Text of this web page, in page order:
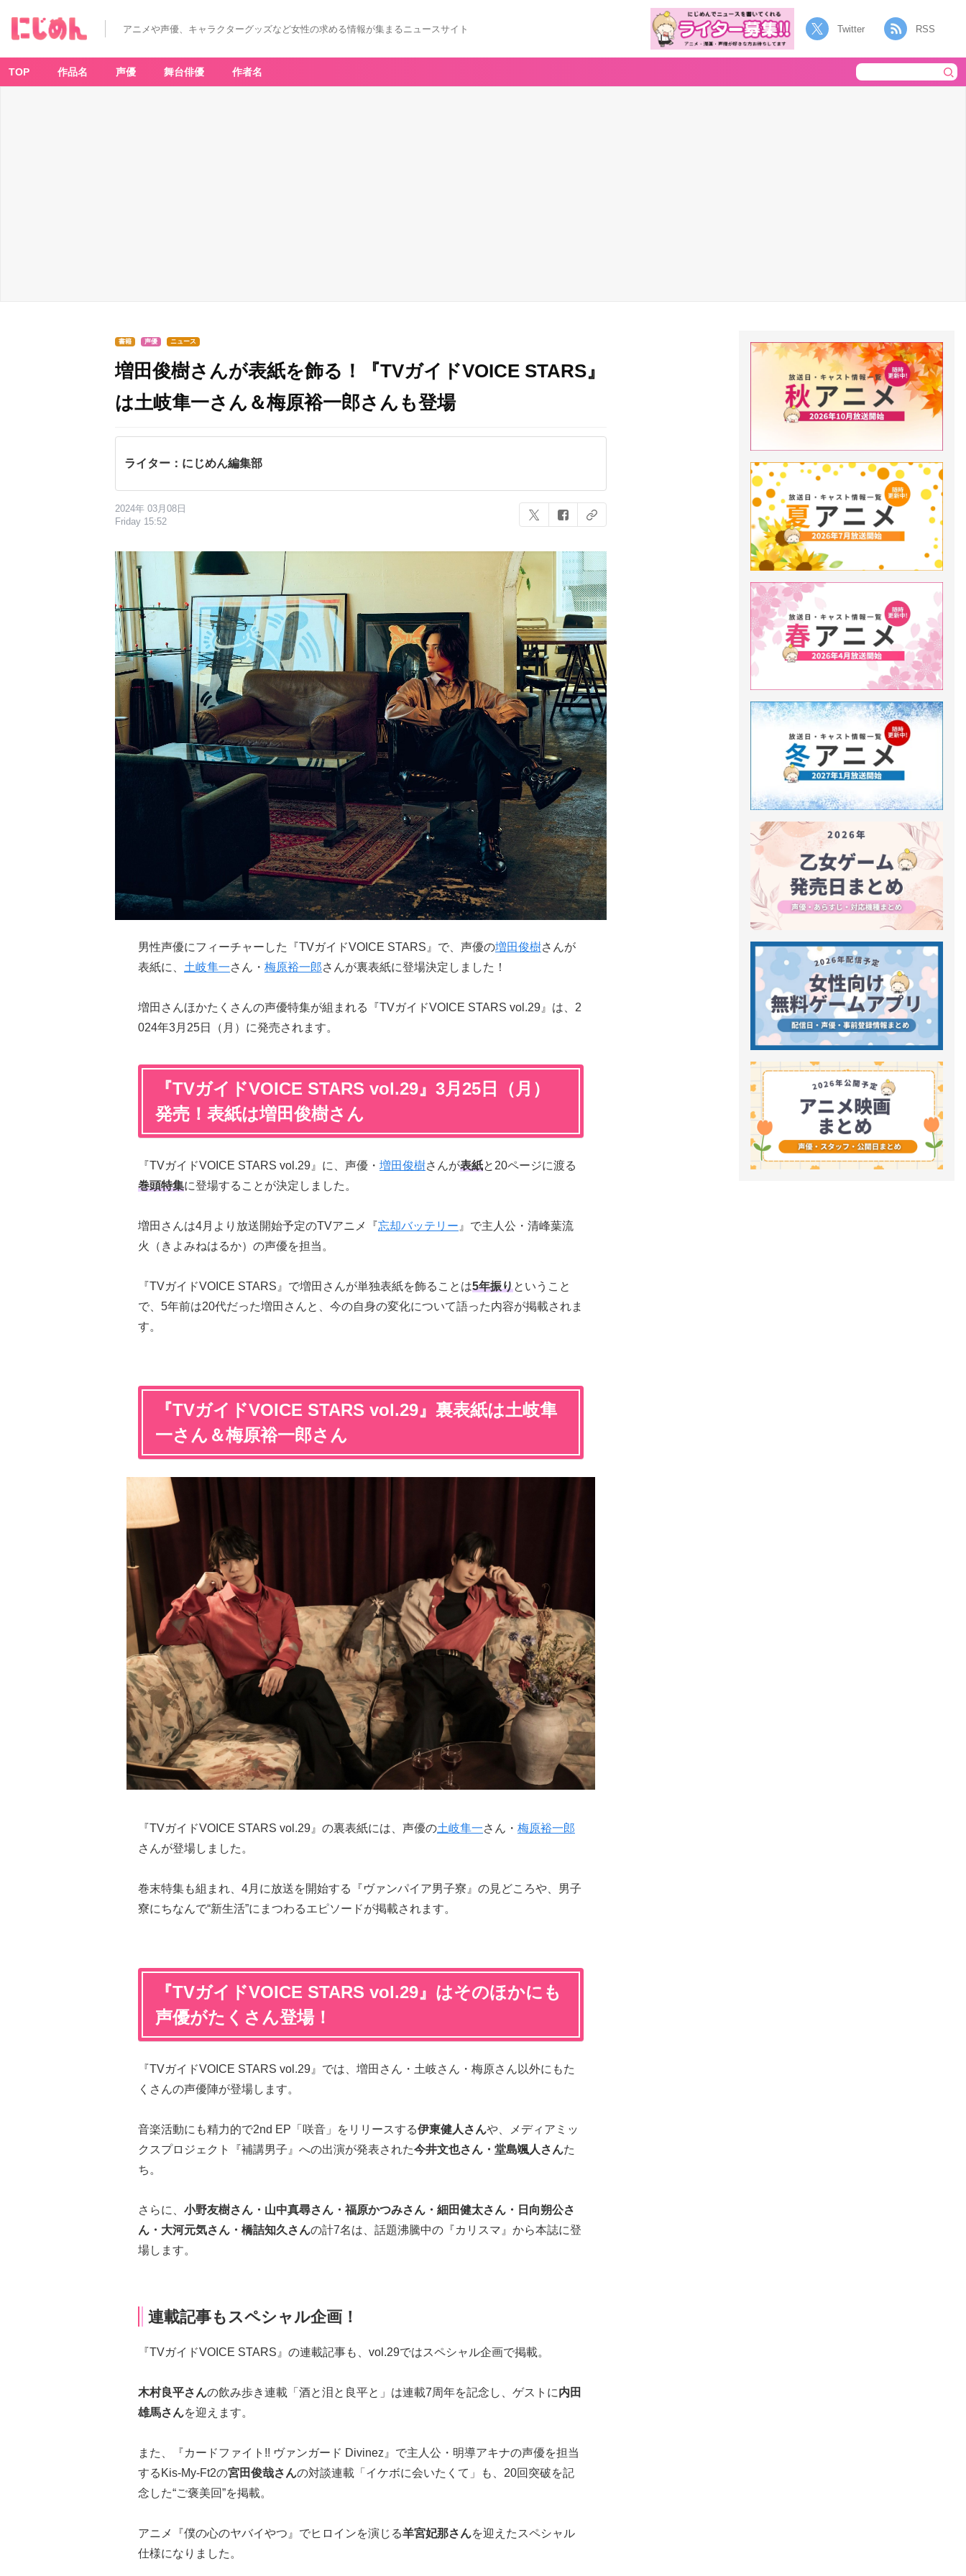
アニメや声優、キャラクターグッズなど女性の求める情報が集まるニュースサイト Twitter RSS
TOP 作品名 声優 舞台俳優 作者名
書籍 声優 ニュース
増田俊樹さんが表紙を飾る！『TVガイドVOICE STARS』
は土岐隼一さん＆梅原裕一郎さんも登場
ライター：にじめん編集部
2024年 03月08日
Friday 15:52
男性声優にフィーチャーした『TVガイドVOICE STARS』で、声優の増田俊樹さんが
表紙に、 土岐隼一さん・ 梅原裕一郎さんが裏表紙に登場決定しました！
増田さんほかたくさんの声優特集が組まれる『TVガイドVOICE STARS vol.29』は、2
024年3月25日（月）に発売されます。
『TVガイドVOICE STARS vol.29』3月25日（月）
発売！表紙は増田俊樹さん
『TVガイドVOICE STARS vol.29』に、声優・ 増田俊樹さんが表紙と20ページに渡る
巻頭特集に登場することが決定しました。
増田さんは4月より放送開始予定のTVアニメ『忘却バッテリー 』で主人公・清峰葉流
火（きよみねはるか）の声優を担当。
『TVガイドVOICE STARS』で増田さんが単独表紙を飾ることは5年振りということ
で、5年前は20代だった増田さんと、今の自身の変化について語った内容が掲載されま
す。
『TVガイドVOICE STARS vol.29』裏表紙は土岐隼
一さん＆梅原裕一郎さん
『TVガイドVOICE STARS vol.29』の裏表紙には、声優の土岐隼一さん・ 梅原裕一郎
さんが登場しました。
巻末特集も組まれ、4月に放送を開始する『ヴァンパイア男子寮』の見どころや、男子
寮にちなんで“新生活”にまつわるエピソードが掲載されます。
『TVガイドVOICE STARS vol.29』はそのほかにも
声優がたくさん登場！
『TVガイドVOICE STARS vol.29』では、増田さん・土岐さん・梅原さん以外にもた
くさんの声優陣が登場します。
音楽活動にも精力的で2nd EP「咲音」をリリースする伊東健人さんや、メディアミッ
クスプロジェクト『補講男子』への出演が発表された今井文也さん・堂島颯人さんた
ち。
さらに、 小野友樹さん・山中真尋さん・福原かつみさん・細田健太さん・日向朔公さ
ん・大河元気さん・橋詰知久さんの計7名は、話題沸騰中の『カリスマ』から本誌に登
場します。
連載記事もスペシャル企画！
『TVガイドVOICE STARS』の連載記事も、vol.29ではスペシャル企画で掲載。
木村良平さんの飲み歩き連載「酒と泪と良平と」は連載7周年を記念し、ゲストに内田
雄馬さんを迎えます。
また、『カードファイト!! ヴァンガード Divinez』で主人公・明導アキナの声優を担当
するKis-My-Ft2の宮田俊哉さんの対談連載「イケボに会いたくて」も、20回突破を記
念した“ご褒美回”を掲載。
アニメ『僕の心のヤバイやつ』でヒロインを演じる羊宮妃那さんを迎えたスペシャル
仕様になりました。